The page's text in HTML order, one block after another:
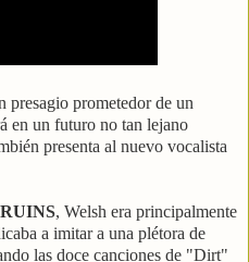
presagio prometedor de un
en un futuro no tan lejano
presenta al nuevo vocalista
, Welsh era principalmente
a imitar a una plétora de
las doce canciones de "Dirt"